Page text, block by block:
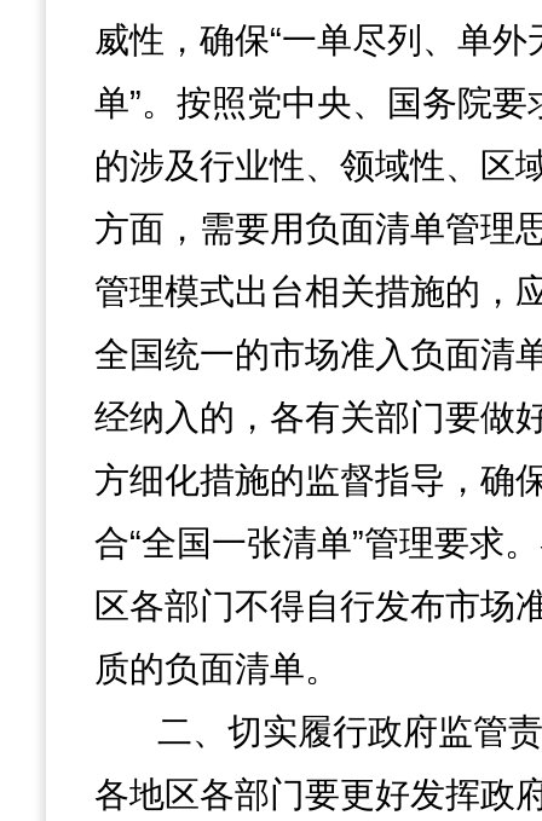
威性，确保“一单尽列、单外
单”。按照党中央、国务院要
的涉及行业性、领域性、区
方面，需要用负面清单管理
管理模式出台相关措施的，
全国统一的市场准入负面清
经纳入的，各有关部门要做
方细化措施的监督指导，确
合“全国一张清单”管理要求
区各部门不得自行发布市场
质的负面清单。
二、切实履行政府监管
各地区各部门要更好发挥政